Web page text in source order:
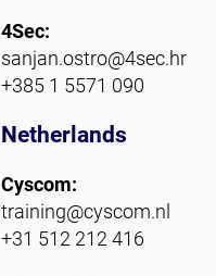
4Sec:
sanjan.ostro@4sec.hr
+385 1 5571 090
Netherlands
Cyscom:
training@cyscom.nl
+31 512 212 416